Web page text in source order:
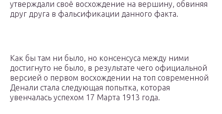
утверждали своё восхождение на вершину, обвиняя
друг друга в фальсификации данного факта.
Как бы там ни было, но консенсуса между ними
достигнуто не было, в результате чего официальной
версией о первом восхождении на топ современной
Денали стала следующая попытка, которая
увенчалась успехом 17 Марта 1913 года.